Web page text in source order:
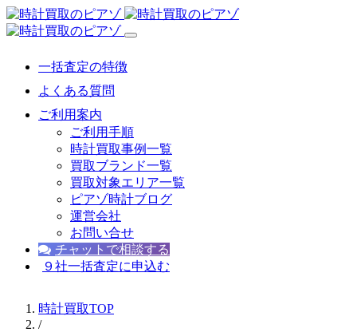
一括査定の特徴
よくある質問
ご利用案内
ご利用手順
時計買取事例一覧
買取ブランド一覧
買取対象エリア一覧
ピアゾ時計ブログ
運営会社
お問い合せ
チャットで相談する
９社一括査定に申込む
時計買取TOP
/